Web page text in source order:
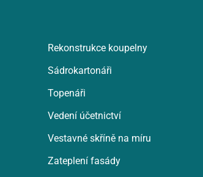
Rekonstrukce koupelny
Sádrokartonáři
Topenáři
Vedení účetnictví
Vestavné skříně na míru
Zateplení fasády